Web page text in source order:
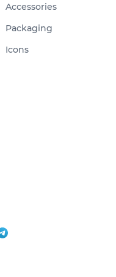
Accessories
Packaging
Icons